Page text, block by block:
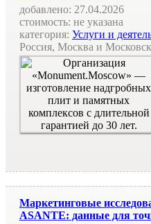
добавлено: 27.04.2026
стоимость: не указана
категория: Услуги и
Россия, Москва и
Маркетинговые
ASANTE: данные для